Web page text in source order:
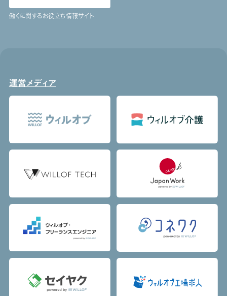
働くに関するお役立ち情報サイト
運営メディア